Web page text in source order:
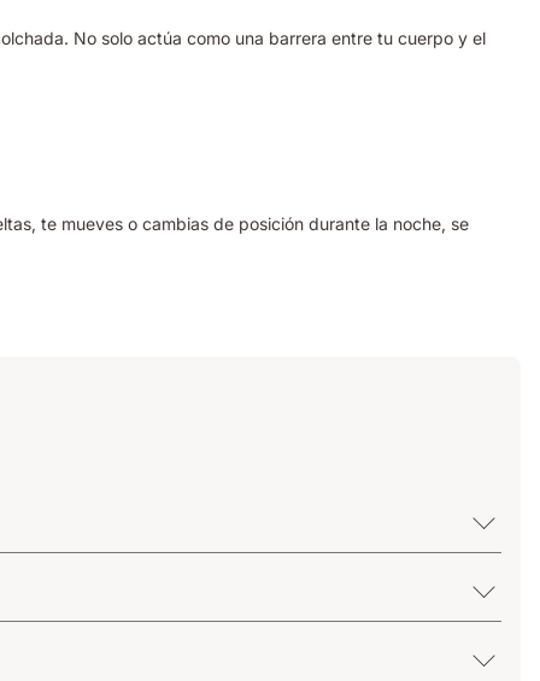
No solo actúa como una barrera entre tu cuerpo y el
te mueves o cambias de posición durante la noche, se